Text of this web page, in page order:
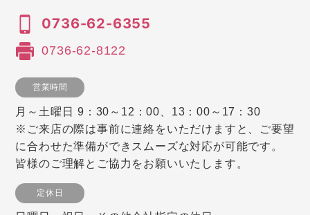
0736-62-6355
0736-62-8122
営業時間
月～土曜日 9：30～12：00、13：00～17：30
※ご来店の際は事前に連絡をいただけますと、ご要望
に合わせた準備ができスムーズな対応が可能です。
皆様のご理解とご協力をお願いいたします。
定休日